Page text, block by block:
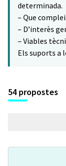
determinada.
– Que
– D’interès
– Viables
Els suports a
54 propostes